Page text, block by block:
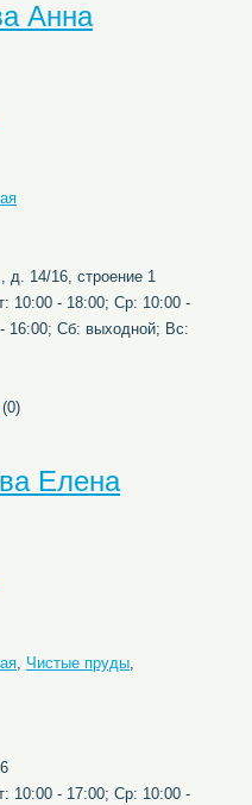
Анна
14/16, строение 1
10:00 - 18:00; Ср: 10:00 -
16:00; Сб: выходной; Вс:
(0)
Елена
, Чистые пруды,
10:00 - 17:00; Ср: 10:00 -